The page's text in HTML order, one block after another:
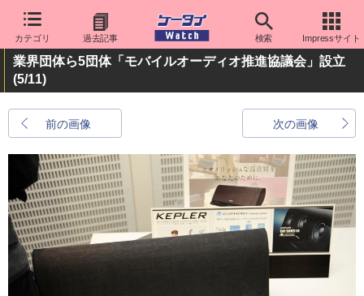
カテゴリ 過去記事 検索 Impressサイト
業界団体ら5団体「モバイルオーディオ推進協議会」設立
(5/11)
前の画像 次の画像